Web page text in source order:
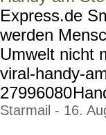
Express.de
werden
Umwelt nicht
viral-handy-
27996080
Starmail - 16.